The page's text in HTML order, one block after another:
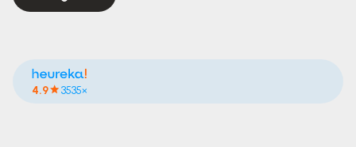
4.9 3535×